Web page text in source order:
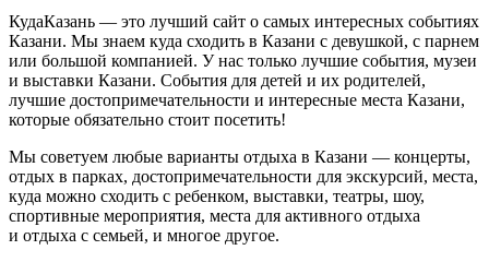
КудаКазань — это лучший сайт о самых интересных событиях
Казани. Мы знаем куда сходить в Казани с девушкой, с парнем
или большой компанией. У нас только лучшие события, музеи
и выставки Казани. События для детей и их родителей,
лучшие достопримечательности и интересные места Казани,
которые обязательно стоит посетить!
Мы советуем любые варианты отдыха в Казани — концерты,
отдых в парках, достопримечательности для экскурсий, места,
куда можно сходить с ребенком, выставки, театры, шоу,
спортивные мероприятия, места для активного отдыха
и отдыха с семьей, и многое другое.